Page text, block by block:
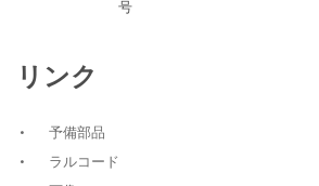
号
リンク
予備部品
ラルコード